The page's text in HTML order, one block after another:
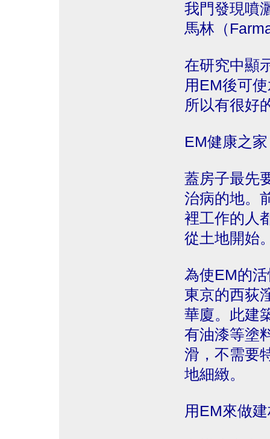
我門發現噴
馬林（
在研究中顯
用EM後可
所以有很好
EM健康之家
蓋房子最先
治病的地。
裡工作的人
從土地開始
為使EM的
東京的西荻
華廈。此建
有油漆等塗
滑，不需要
地細緻。
用EM來做